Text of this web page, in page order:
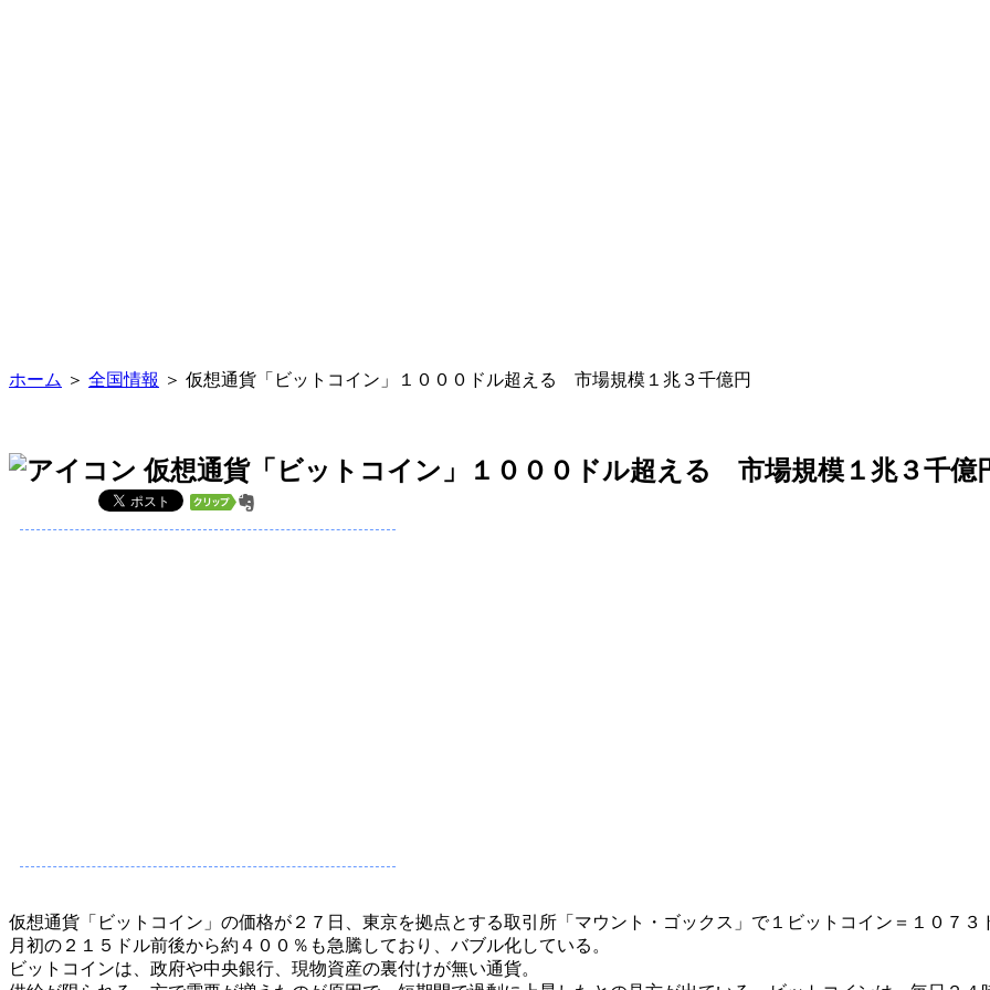
ホーム ＞ 全国情報 ＞ 仮想通貨「ビットコイン」１０００ドル超える 市場規模１兆３千億円
仮想通貨「ビットコイン」１０００ドル超える 市場規模１兆３千億
仮想通貨「ビットコイン」の価格が２７日、東京を拠点とする取引所「マウント・ゴックス」で１ビットコイン＝１０７
月初の２１５ドル前後から約４００％も急騰しており、バブル化している。
ビットコインは、政府や中央銀行、現物資産の裏付けが無い通貨。